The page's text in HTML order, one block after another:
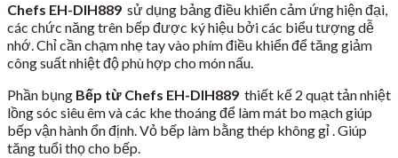
Chefs EH-DIH889 sử dụng bảng điều khiển cảm ứng hiện đại,
các chức năng trên bếp được ký hiệu bởi các biểu tượng dễ
nhớ. Chỉ cần chạm nhẹ tay vào phím điều khiển để tăng giảm
công suất nhiệt độ phù hợp cho món nấu.
Phần bụng Bếp từ Chefs EH-DIH889 thiết kế 2 quạt tản nhiệt
lồng sóc siêu êm và các khe thoáng để làm mát bo mạch giúp
bếp vận hành ổn định. Vỏ bếp làm bằng thép không gỉ . Giúp
tăng tuổi thọ cho bếp.